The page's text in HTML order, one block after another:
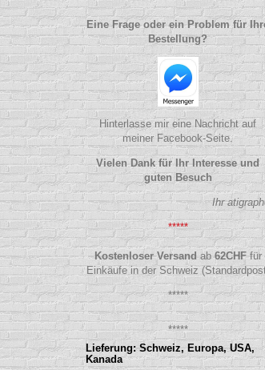
Eine Frage oder ein Problem für
Bestellung?
Hinterlasse mir eine Nachricht auf
meiner Facebook-Seite.
Vielen Dank für Ihr Interesse und
guten Besuch
Ihr
*****
Kostenloser Versandab62CHFfür
Einkäufe in der Schweiz
*****
*****
Lieferung: Schweiz, Europa, USA,
Kanada